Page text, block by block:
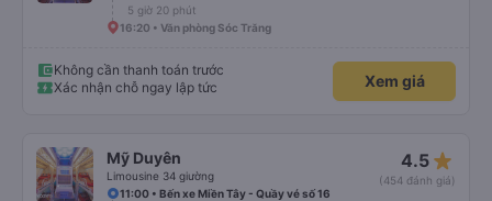
5 giờ 20 phút
16:20 • Văn phòng Sóc Trăng
Không cần thanh toán trước
Xác nhận chỗ ngay lập tức
Xem giá
Mỹ Duyên
Limousine 34 giường
4.5 star_rate
(454 đánh giá)
11:00 • Bến xe Miền Tây - Quầy vé số 16